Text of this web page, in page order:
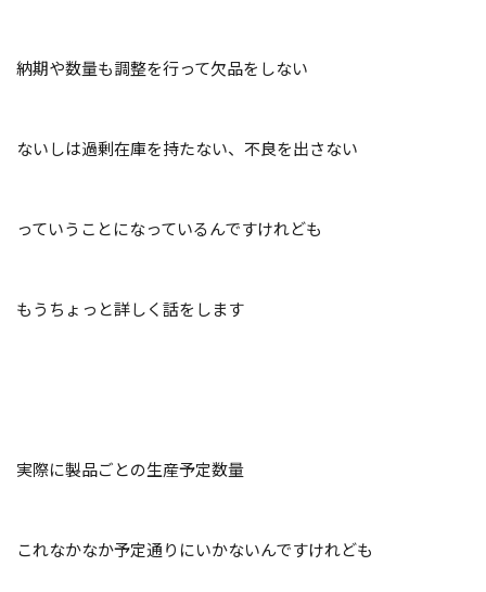
納期や数量も調整を行って欠品をしない
ないしは過剰在庫を持たない、不良を出さない
っていうことになっているんですけれども
もうちょっと詳しく話をします
実際に製品ごとの生産予定数量
これなかなか予定通りにいかないんですけれども